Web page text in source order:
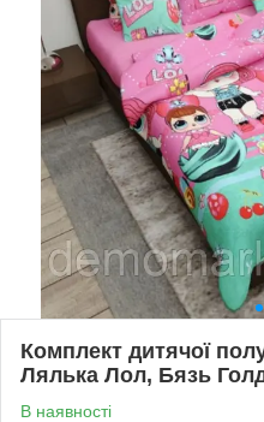
Комплект дитячої
Лялька Лол, Бязь
В наявності